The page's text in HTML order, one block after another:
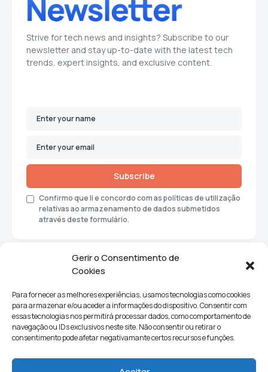
Gerir o Consentimento de
Cookies
Para fornecer as melhores experiências, usamos tecnologias como cookies
para armazenar e/ou aceder a informações do dispositivo. Consentir com
essas tecnologias nos permitirá processar dados, como comportamento de
navegação ou IDs exclusivos neste site. Não consentir ou retirar o
consentimento pode afetar negativamante certos recursos e funções.
Strive for tech news and insights? Subscribe to our
newsletter and stay up-to-date with the latest tech
trends, expert insights, and exclusive content.
Subscribe
Confirmo que li e concordo com as políticas de utilização
relativas ao armazenamento de dados submetidos
através deste formulário.
Ciências e Tecnologia